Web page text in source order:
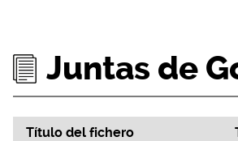
Juntas de
Título del fichero